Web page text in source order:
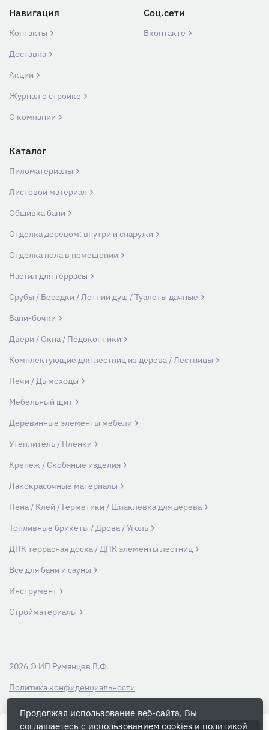
Навигация
Контакты
Доставка
Акции
Журнал о стройке
О компании
Соц.сети
Вконтакте
Каталог
Пиломатериалы
Листовой материал
Обшивка бани
Отделка деревом: внутри и снаружи
Отделка пола в помещении
Настил для террасы
Срубы / Беседки / Летний душ / Туалеты дачные
Бани-бочки
Двери / Окна / Подоконники
Комплектующие для лестниц из дерева / Лестницы
Печи / Дымоходы
Мебельный щит
Деревянные элементы мебели
Утеплитель / Пленки
Крепеж / Скобяные изделия
Лакокрасочные материалы
Пена / Клей / Герметики / Шпаклевка для дерева
Топливные брикеты / Дрова / Уголь
ДПК террасная доска / ДПК элементы лестниц
Все для бани и сауны
Инструмент
Стройматериалы
Вся информация на данном сайте носит ознакомительный характер и ни
Политика конфиденциальности
2026 © ИП Румянцев В.Ф.
Продолжая использование веб-сайта, Вы
соглашаетесь с использованием cookies и политикой